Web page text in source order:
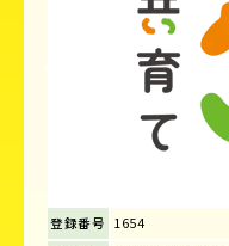
登録番号 1654